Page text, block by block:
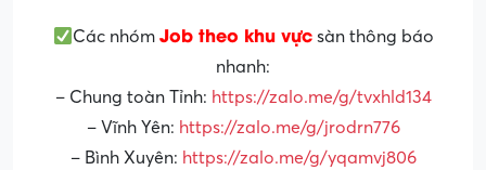
Các nhóm Job theo khu vựcsàn thông báo
nhanh:
– Chung toàn Tỉnh: https://zalo.me/g/tvxhld134
– Vĩnh Yên: https://zalo.me/g/jrodrn776
– Bình Xuyên: https://zalo.me/g/yqamvj806